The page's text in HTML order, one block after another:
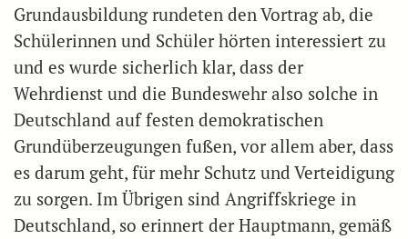
Grundausbildung rundeten den Vortrag ab, die
Schülerinnen und Schüler hörten interessiert zu
und es wurde sicherlich klar, dass der
Wehrdienst und die Bundeswehr also solche in
Deutschland auf festen demokratischen
Grundüberzeugungen fußen, vor allem aber, dass
es darum geht, für mehr Schutz und Verteidigung
zu sorgen. Im Übrigen sind Angriffskriege in
Deutschland, so erinnert der Hauptmann, gemäß